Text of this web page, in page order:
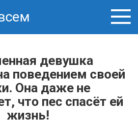
девушка
поведением своей
Она даже не
что пес спасёт ей
жизнь!